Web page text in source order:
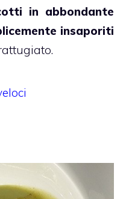
in abbondante
insaporiti